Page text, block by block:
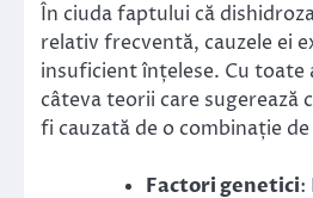
În ciuda faptului că
relativ frecventă, cauzele ei
insuficient înțelese. Cu toate
câteva teorii care sugerează
fi cauzată de o combinație
Factori genetici: